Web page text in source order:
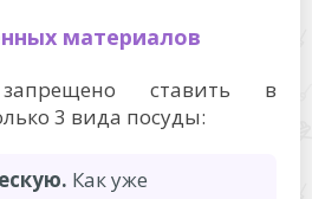
материалов
запрещено ставить в
3 вида посуды:
Как уже